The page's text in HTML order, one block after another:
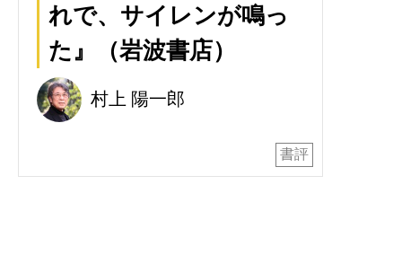
れで、サイレンが鳴っ
た』（岩波書店）
村上 陽一郎
書評